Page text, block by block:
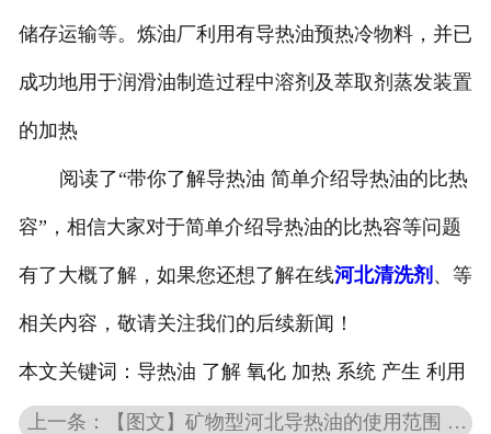
储存运输等。炼油厂利用有导热油预热冷物料，并已
成功地用于润滑油制造过程中溶剂及萃取剂蒸发装置
的加热
阅读了“带你了解导热油 简单介绍导热油的比热
容”，相信大家对于简单介绍导热油的比热容等问题
有了大概了解，如果您还想了解在线河北清洗剂 、等
相关内容，敬请关注我们的后续新闻！
本文关键词： 导热油 了解 氧化 加热 系统 产生 利用
上一条：【图文】矿物型河北导热油的使用范围 矿物型河北导热油在一样行业的应用 简单介绍河北导热油的比热容